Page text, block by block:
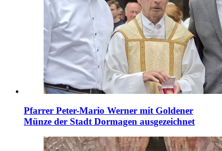
Pfarrer Peter-Mario Werner mit Goldener
Münze der Stadt Dormagen ausgezeichnet